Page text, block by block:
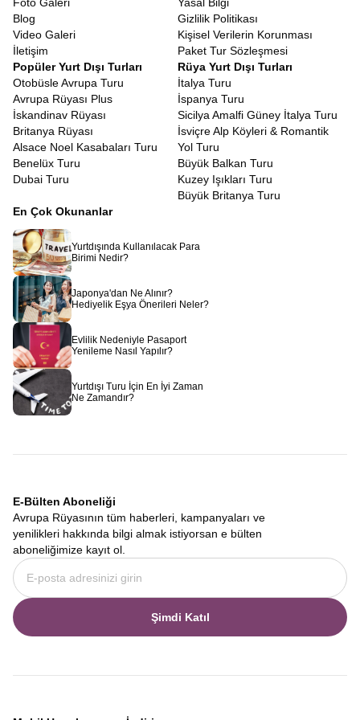
Tatil bütçenizi planlarken, aldığınız hizmetin içeriğine dikkat
etmeniz gerekir. Avrupa Rüyası olarak amacımız, lüksten ödün
vermeden ulaşılabilir fiyatlarla hayallerinizi gerçekleştirmektir.
Erken rezervasyon dönemlerini takip ederek, hayalinizdeki tatili
çok daha ekonomik hale getirebilirsiniz. Uygun Fiyatlı Güney
İtalya Turu
arayışında olan gezginler için ekstra turların çoğunun
paket fiyata dahil edilmesi büyük bir avantajdır. Diğer turlarda
ekstra adı altında satılan ve gezi maliyetini ikiye katlayan pek çok
şehir turu ve ören yeri ziyareti, bizim programlarımızda standart
olarak sunulur. Böylece tura çıktığınızda cüzdanınızı düşünmek
zorunda kalmaz, sadece anın tadını çıkarırsınız.
Modern hayatın yoğun temposunda, uzun tatiller için zaman
bulmak her zaman mümkün olmayabilir. Bu nedenle, zamanı en
verimli şekilde kullanan, yorucu olmayan ama dolu dolu bir
program hazırladık.7 Gün İtalya Güney Turu
versiyonlarımız, bir haftalık bir süre içinde size bir ayda
yaşayabileceğiniz deneyimi sığdırır. Programın akışı, şehirlerarası
geçişlerin yoruculuğunu en aza indirecek şekilde, optimize edilmiş
rotalarla planlanmıştır. Bir sabah Bari’de uyanıp ertesi gün
Napoli’de pizzanızı yiyebilir, turun sonunda ise Sicilya’da gün
batımını izleyebilirsiniz. Her gün yeni bir şehir, yeni bir kültür ve
yeni bir macera sizi bekler.
İtalya Tur Paketleri
Hayallerinizi ertelemenize gerek yok. Ekonomik koşullar ne olursa
olsun, seyahat etmenin ruhu besleyen en önemli ihtiyaçlardan biri
ödeme modellerimiz de mevcuttur. Avrupa Rüyası web sitesi
üzerinden veya ofisimizle iletişime geçerek size en uygun ödeme
planını oluşturabilirsiniz.
Her Şey Dahil Güney İtalya Turu
Turizmde her şey dahil kavramı genellikle otel konsepti olarak
bilinse de kültür turlarında bu kavram sorunsuz ve sürprizsiz bir
deneyim anlamına gelir. Bizim sunduğumuz
Güney İtalya Turu
mantığı, seyahatinizin ana kalemlerinin tek bir
fiyata dahil edilmesidir. Otellerdeki kahvaltılar güne zinde
başlamanızı sağlarken, profesyonel kokartlı rehberlerimiz size
Blog
Video Galeri
İletişim
Gizlilik Politikası
Kişisel Verilerin Korunması
Paket Tur Sözleşmesi
Popüler Yurt Dışı Turları
Otobüsle Avrupa Turu
Avrupa Rüyası Plus
İskandinav Rüyası
Britanya Rüyası
Alsace Noel Kasabaları Turu
Benelüx Turu
Dubai Turu
Rüya Yurt Dışı Turları
İtalya Turu
İspanya Turu
Sicilya Amalfi Güney İtalya Turu
İsviçre Alp Köyleri & Romantik
Yol Turu
Büyük Balkan Turu
Kuzey Işıkları Turu
Büyük Britanya Turu
En Çok Okunanlar
Yurtdışında Kullanılacak Para
Birimi Nedir?
Japonya'dan Ne Alınır?
Hediyelik Eşya Önerileri Neler?
Evlilik Nedeniyle Pasaport
Yenileme Nasıl Yapılır?
Yurtdışı Turu İçin En İyi Zaman
Ne Zamandır?
E-Bülten Aboneliği
Avrupa Rüyasının tüm haberleri, kampanyaları ve
yenilikleri hakkında bilgi almak istiyorsan e bülten
aboneliğimize kayıt ol.
Şimdi Katıl